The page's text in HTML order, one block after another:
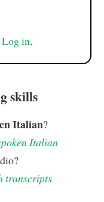
Log in.
skills
Italian?
Italian
transcripts